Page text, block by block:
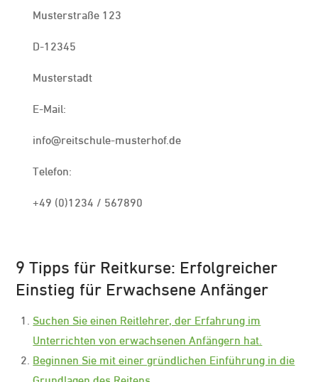
Musterstraße 123
D-12345
Musterstadt
E-Mail:
info@reitschule-musterhof.de
Telefon:
+49 (0)1234 / 567890
9 Tipps für Reitkurse: Erfolgreicher
Einstieg für Erwachsene Anfänger
Suchen Sie einen Reitlehrer, der Erfahrung im
Unterrichten von erwachsenen Anfängern hat.
Beginnen Sie mit einer gründlichen Einführung in die